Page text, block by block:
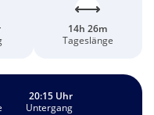
14h 26m
Tageslänge
20:15 Uhr
Untergang